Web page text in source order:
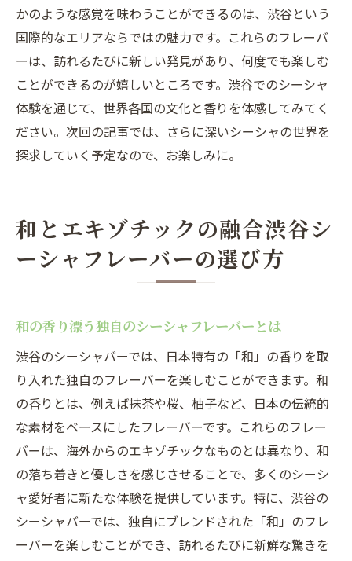
かのような感覚を味わうことができるのは、渋谷という
国際的なエリアならではの魅力です。これらのフレーバ
ーは、訪れるたびに新しい発見があり、何度でも楽しむ
ことができるのが嬉しいところです。渋谷でのシーシャ
体験を通じて、世界各国の文化と香りを体感してみてく
ださい。次回の記事では、さらに深いシーシャの世界を
探求していく予定なので、お楽しみに。
和とエキゾチックの融合渋谷シ
ーシャフレーバーの選び方
和の香り漂う独自のシーシャフレーバーとは
渋谷のシーシャバーでは、日本特有の「和」の香りを取
り入れた独自のフレーバーを楽しむことができます。和
の香りとは、例えば抹茶や桜、柚子など、日本の伝統的
な素材をベースにしたフレーバーです。これらのフレー
バーは、海外からのエキゾチックなものとは異なり、和
の落ち着きと優しさを感じさせることで、多くのシーシ
ャ愛好者に新たな体験を提供しています。特に、渋谷の
シーシャバーでは、独自にブレンドされた「和」のフレ
ーバーを楽しむことができ、訪れるたびに新鮮な驚きを